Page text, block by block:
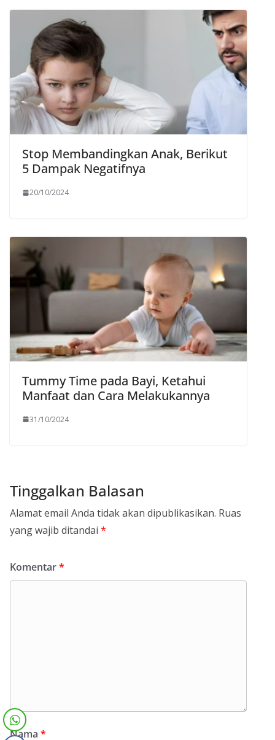
Stop Membandingkan Anak, Berikut
5 Dampak Negatifnya
20/10/2024
Tummy Time pada Bayi, Ketahui
Manfaat dan Cara Melakukannya
31/10/2024
Tinggalkan Balasan
Alamat email Anda tidak akan dipublikasikan. Ruas
yang wajib ditandai *
Komentar*
Nama *